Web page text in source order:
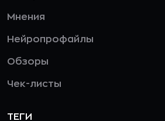
Мнения
Нейропрофайлы
Обзоры
Чек-листы
ТЕГИ